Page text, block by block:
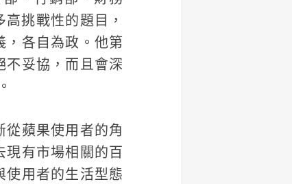
挑戰性的題目，
各自為政。他第
不妥協，而且會深
從蘋果使用者的角
有市場相關的百
使用者的生活型態